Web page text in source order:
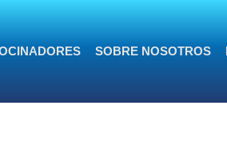
SOBRE NOSOTROS